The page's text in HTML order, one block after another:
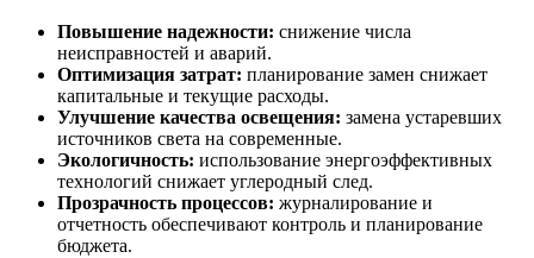
Повышение надежности: снижение числа
неисправностей и аварий.
Оптимизация затрат: планирование замен снижает
капитальные и текущие расходы.
Улучшение качества освещения: замена устаревших
источников света на современные.
Экологичность: использование энергоэффективных
технологий снижает углеродный след.
Прозрачность процессов: журналирование и
отчетность обеспечивают контроль и планирование
бюджета.